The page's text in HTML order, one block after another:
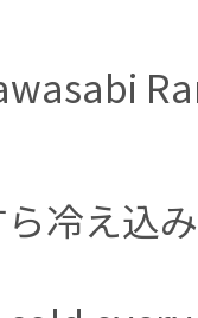
冷え込み